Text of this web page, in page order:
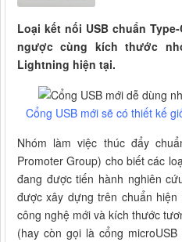
Loại kết nối USB chuẩn
ngược cùng kích thước
Lightning hiện tại.
Cổng USB mới sẽ có thiết kế
Nhóm làm việc thúc đẩy
Promoter Group) cho biết các
đang được tiến hành nghiên
được xây dựng trên chuẩn
công nghệ mới và kích thước
(hay còn gọi là cổng